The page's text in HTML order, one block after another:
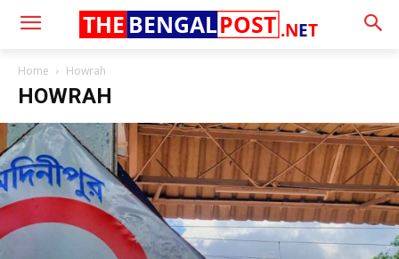
.NET
THE BENGALPOST
Home Howrah
HOWRAH